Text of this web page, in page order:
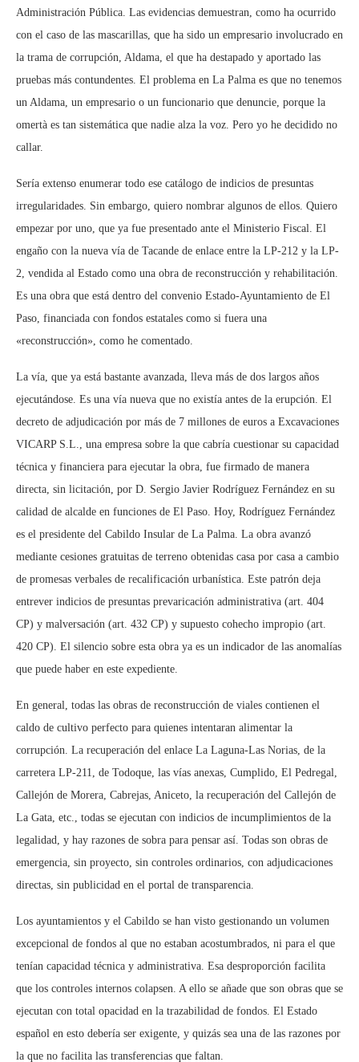
Administración Pública. Las evidencias demuestran, como ha ocurrido
con el caso de las mascarillas, que ha sido un empresario involucrado en
la trama de corrupción, Aldama, el que ha destapado y aportado las
pruebas más contundentes. El problema en La Palma es que no tenemos
un Aldama, un empresario o un funcionario que denuncie, porque la
omertà es tan sistemática que nadie alza la voz. Pero yo he decidido no
callar.
Sería extenso enumerar todo ese catálogo de indicios de presuntas
irregularidades. Sin embargo, quiero nombrar algunos de ellos. Quiero
empezar por uno, que ya fue presentado ante el Ministerio Fiscal. El
engaño con la nueva vía de Tacande de enlace entre la LP-212 y la LP-
2, vendida al Estado como una obra de reconstrucción y rehabilitación.
Es una obra que está dentro del convenio Estado-Ayuntamiento de El
Paso, financiada con fondos estatales como si fuera una
«reconstrucción», como he comentado.
La vía, que ya está bastante avanzada, lleva más de dos largos años
ejecutándose. Es una vía nueva que no existía antes de la erupción. El
decreto de adjudicación por más de 7 millones de euros a Excavaciones
VICARP S.L., una empresa sobre la que cabría cuestionar su capacidad
técnica y financiera para ejecutar la obra, fue firmado de manera
directa, sin licitación, por D. Sergio Javier Rodríguez Fernández en su
calidad de alcalde en funciones de El Paso. Hoy, Rodríguez Fernández
es el presidente del Cabildo Insular de La Palma. La obra avanzó
mediante cesiones gratuitas de terreno obtenidas casa por casa a cambio
de promesas verbales de recalificación urbanística. Este patrón deja
entrever indicios de presuntas prevaricación administrativa (art. 404
CP) y malversación (art. 432 CP) y supuesto cohecho impropio (art.
420 CP). El silencio sobre esta obra ya es un indicador de las anomalías
que puede haber en este expediente.
En general, todas las obras de reconstrucción de viales contienen el
caldo de cultivo perfecto para quienes intentaran alimentar la
corrupción. La recuperación del enlace La Laguna-Las Norias, de la
carretera LP-211, de Todoque, las vías anexas, Cumplido, El Pedregal,
Callejón de Morera, Cabrejas, Aniceto, la recuperación del Callejón de
La Gata, etc., todas se ejecutan con indicios de incumplimientos de la
legalidad, y hay razones de sobra para pensar así. Todas son obras de
emergencia, sin proyecto, sin controles ordinarios, con adjudicaciones
directas, sin publicidad en el portal de transparencia.
Los ayuntamientos y el Cabildo se han visto gestionando un volumen
excepcional de fondos al que no estaban acostumbrados, ni para el que
tenían capacidad técnica y administrativa. Esa desproporción facilita
que los controles internos colapsen. A ello se añade que son obras que se
ejecutan con total opacidad en la trazabilidad de fondos. El Estado
español en esto debería ser exigente, y quizás sea una de las razones por
la que no facilita las transferencias que faltan.